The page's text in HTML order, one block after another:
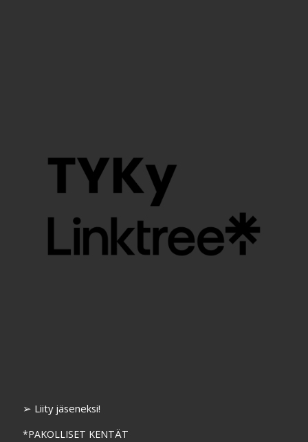
➢ Liity jäseneksi!
*PAKOLLISET KENTÄT